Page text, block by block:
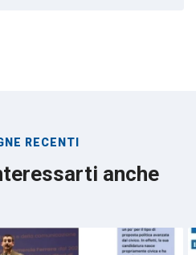
RECENTI
anche